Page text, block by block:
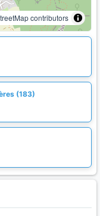
contributors
(183)